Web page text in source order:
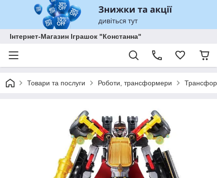
Інтернет-Магазин Іграшок "Констанна"
Товари та послуги Роботи, трансформери